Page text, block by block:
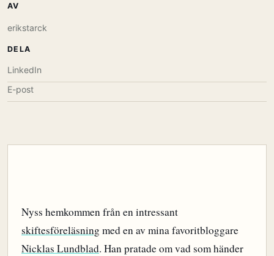
Nyss hemkommen från en intressant
skiftesföreläsning med en av mina favoritbloggare
Nicklas Lundblad. Han pratade om vad som händer
AV
erikstarck
DELA
LinkedIn
E-post